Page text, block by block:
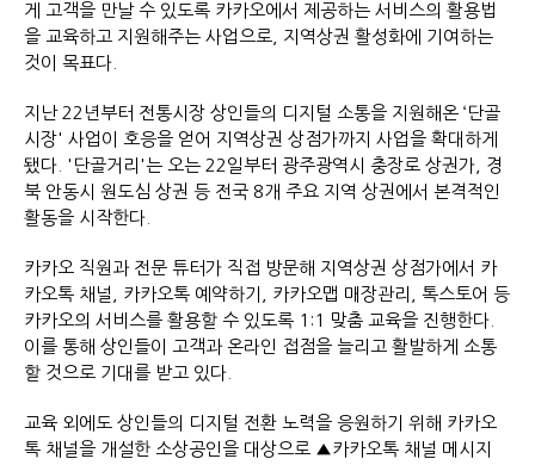
게 고객을 만날 수 있도록 카카오에서 제공하는 서비스의 활용법
을 교육하고 지원해주는 사업으로, 지역상권 활성화에 기여하는
것이 목표다.
지난 22년부터 전통시장 상인들의 디지털 소통을 지원해온 ‘단골
시장' 사업이 호응을 얻어 지역상권 상점가까지 사업을 확대하게
됐다. '단골거리'는 오는 22일부터 광주광역시 충장로 상권가, 경
북 안동시 원도심 상권 등 전국 8개 주요 지역 상권에서 본격적인
활동을 시작한다.
카카오 직원과 전문 튜터가 직접 방문해 지역상권 상점가에서 카
카오톡 채널, 카카오톡 예약하기, 카카오맵 매장관리, 톡스토어 등
카카오의 서비스를 활용할 수 있도록 1:1 맞춤 교육을 진행한다.
이를 통해 상인들이 고객과 온라인 접점을 늘리고 활발하게 소통
할 것으로 기대를 받고 있다.
교육 외에도 상인들의 디지털 전환 노력을 응원하기 위해 카카오
톡 채널을 개설한 소상공인을 대상으로 ▲카카오톡 채널 메시지